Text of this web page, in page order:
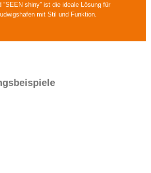
“SEEN shiny” ist die ideale Lösung für
mit Stil und Funktion.